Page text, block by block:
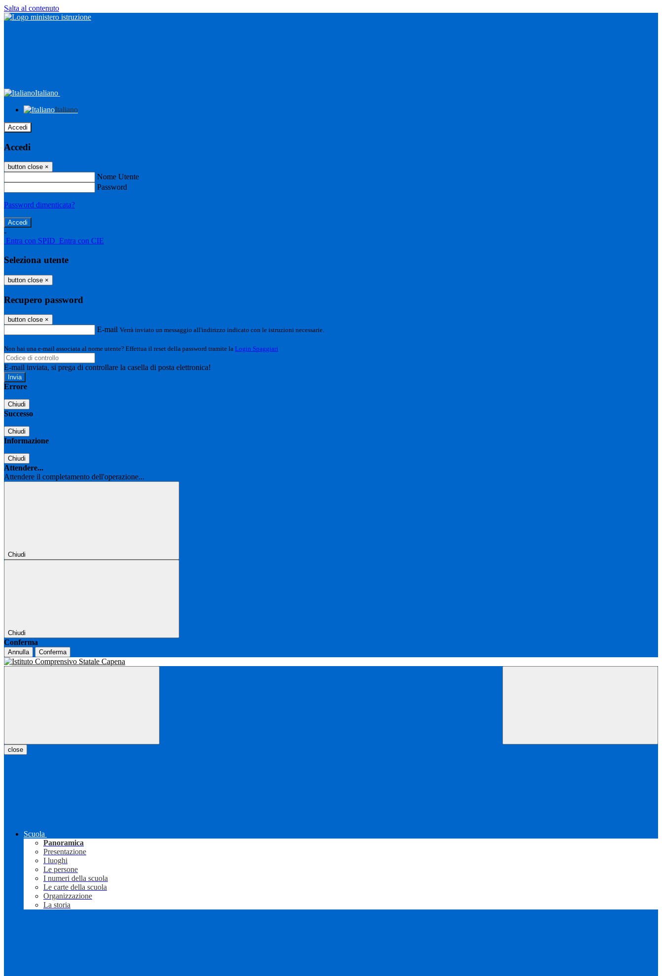
Salta al contenuto
Italiano
Italiano
Accedi
Accedi
button close ×
Nome Utente
Password
Password dimenticata?
-
Entra con SPID Entra con CIE
Seleziona utente
button close ×
Recupero password
button close ×
E-mail Verrà inviato un messaggio all'indirizzo indicato con le istruzioni necessarie.
Non hai una e-mail associata al nome utente? Effettua il reset della password tramite la Login Spaggiari
E-mail inviata, si prega di controllare la casella di posta elettronica!
Errore
Chiudi
Successo
Chiudi
Informazione
Chiudi
Attendere...
Attendere il completamento dell'operazione...
Chiudi
Chiudi
Conferma
Annulla Conferma
close
Scuola
Panoramica
Presentazione
I luoghi
Le persone
I numeri della scuola
Le carte della scuola
Organizzazione
La storia